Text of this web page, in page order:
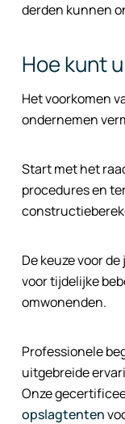
derden kunnen
Hoe kunt
Het voorkomen
ondernemen
Start met het
procedures en
De keuze voor
voor tijdelijke
omwonenden.
Professionele
uitgebreide
Onze
opslagtenten